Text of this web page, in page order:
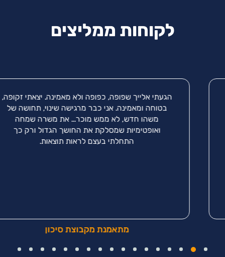
לקוחות ממליצים
הגעתי אלייך שפופה, כפופה ולא מאמינה. יצאתי זקופה,
בטוחה ומאמינה. אני כבר מרגישה שינוי, תחושה של
משהו חדש, לא ממש מוכר... את משרה שמחה
ואופטימיות שמסלקת את החושך הגדול ורק כך
התחלתי בעצם לראות תוצאות.
מתאמנת מקבוצת סיכון